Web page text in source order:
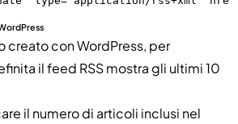
creato con WordPress, per
il feed RSS mostra gli ultimi 10
il numero di articoli inclusi nel